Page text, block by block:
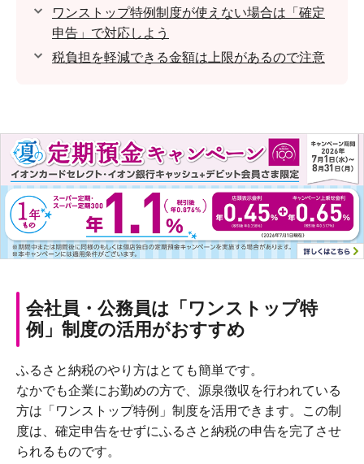
ワンストップ特例制度が使えない場合は「確定
申告」で対応しよう
税負担を軽減できる金額は上限があるので注意
会社員・公務員は「ワンストップ特
例」制度の活用がおすすめ
ふるさと納税のやり方はとても簡単です。
なかでも企業にお勤めの方で、源泉徴収を行われている
方は「ワンストップ特例」制度を活用できます。この制
度は、確定申告をせずにふるさと納税の申告を完了させ
られるものです。